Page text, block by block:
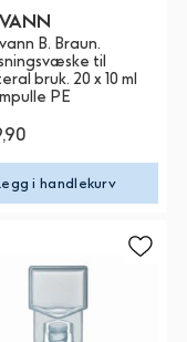
B. Braun.
til
bruk. 20 x 10 ml
PE
i handlekurv